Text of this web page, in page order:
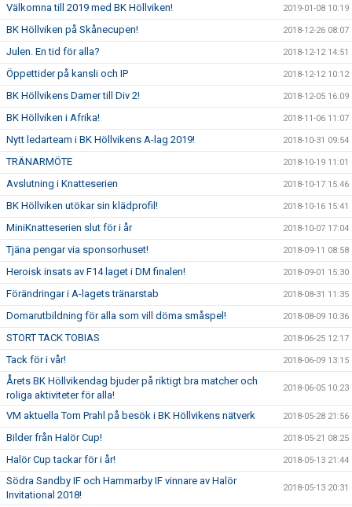
Välkomna till 2019 med BK Höllviken! 2019-01-08 10:19
BK Höllviken på Skånecupen! 2018-12-26 08:07
Julen. En tid för alla? 2018-12-12 14:51
Öppettider på kansli och IP 2018-12-12 10:12
BK Höllvikens Damer till Div 2! 2018-12-05 16:09
BK Höllviken i Afrika! 2018-11-06 11:07
Nytt ledarteam i BK Höllvikens A-lag 2019! 2018-10-31 09:54
TRÄNARMÖTE 2018-10-19 11:01
Avslutning i Knatteserien 2018-10-17 15:46
BK Höllviken utökar sin klädprofil! 2018-10-16 15:41
MiniKnatteserien slut för i år 2018-10-07 17:04
Tjäna pengar via sponsorhuset! 2018-09-11 08:58
Heroisk insats av F14 laget i DM finalen! 2018-09-01 15:30
Förändringar i A-lagets tränarstab 2018-08-31 11:35
Domarutbildning för alla som vill döma småspel! 2018-08-09 10:36
STORT TACK TOBIAS 2018-06-25 12:17
Tack för i vår! 2018-06-09 13:15
Årets BK Höllvikendag bjuder på riktigt bra matcher och
roliga aktiviteter för alla!
2018-06-05 10:23
VM aktuella Tom Prahl på besök i BK Höllvikens nätverk 2018-05-28 21:56
Bilder från Halör Cup! 2018-05-21 08:25
Halör Cup tackar för i år! 2018-05-13 21:44
Södra Sandby IF och Hammarby IF vinnare av Halör
Invitational 2018!
2018-05-13 20:31